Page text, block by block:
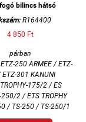
bilincs hátsó
R164400
4 850 Ft
párban
250 ARMEE / ETZ-
301 KANUNI
175/2 / ES
250/2 / ETS TROPHY
/ TS-250 / TS-250/1